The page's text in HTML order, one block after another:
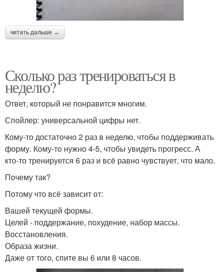
читать дальше →
Сколько раз тренироваться в
неделю?
Ответ, который не понравится многим.
Спойлер: универсальной цифры нет.
Кому-то достаточно 2 раз в неделю, чтобы поддерживать
форму. Кому-то нужно 4-5, чтобы увидеть прогресс. А
кто-то тренируется 6 раз и всё равно чувствует, что мало.
Почему так?
Потому что всё зависит от:
Вашей текущей формы.
Целей - поддержание, похудение, набор массы.
Восстановления.
Образа жизни.
Даже от того, спите вы 6 или 8 часов.